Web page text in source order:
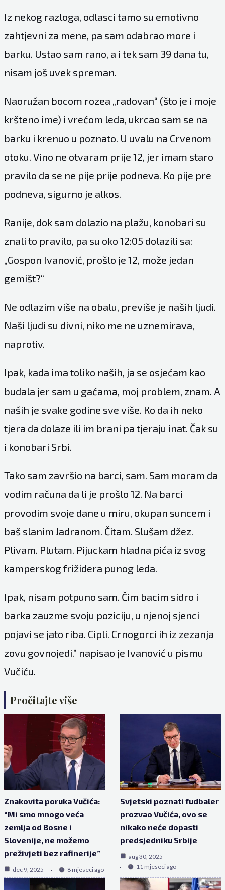
Iz nekog razloga, odlasci tamo su emotivno
zahtjevni za mene, pa sam odabrao more i
barku. Ustao sam rano, a i tek sam 39 dana tu,
nisam još uvek spreman.
Naoružan bocom rozea „radovan“ (što je i moje
kršteno ime) i vrećom leda, ukrcao sam se na
barku i krenuo u poznato. U uvalu na Crvenom
otoku. Vino ne otvaram prije 12, jer imam staro
pravilo da se ne pije prije podneva. Кo pije pre
podneva, sigurno je alkos.
Ranije, dok sam dolazio na plažu, konobari su
znali to pravilo, pa su oko 12:05 dolazili sa:
„Gospon Ivanović, prošlo je 12, može jedan
gemišt?“
Ne odlazim više na obalu, previše je naših ljudi.
Naši ljudi su divni, niko me ne uznemirava,
naprotiv.
Ipak, kada ima toliko naših, ja se osjećam kao
budala jer sam u gaćama, moj problem, znam. A
naših je svake godine sve više. Кo da ih neko
tjera da dolaze ili im brani pa tjeraju inat. Čak su
i konobari Srbi.
Tako sam završio na barci, sam. Sam moram da
vodim računa da li je prošlo 12. Na barci
provodim svoje dane u miru, okupan suncem i
baš slanim Jadranom. Čitam. Slušam džez.
Plivam. Plutam. Pijuckam hladna pića iz svog
kamperskog frižidera punog leda.
Ipak, nisam potpuno sam. Čim bacim sidro i
barka zauzme svoju poziciju, u njenoj sjenci
pojavi se jato riba. Cipli. Crnogorci ih iz zezanja
zovu govnojedi.” napisao je Ivanović u pismu
Vučiću.
Pročitajte više
Znakovita poruka Vučića:
“Mi smo mnogo veća
zemlja od Bosne i
Slovenije, ne možemo
preživjeti bez rafinerije”
dec 9, 2025 8 mjeseci ago
Svjetski poznati fudbaler
prozvao Vučića, ovo se
nikako neće dopasti
predsjedniku Srbije
aug 30, 2025
11 mjeseci ago